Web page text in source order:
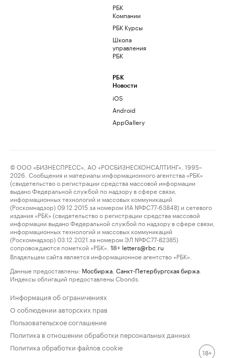
РБК
Компании
РБК Курсы
Школа
управления
РБК
РБК
Новости
iOS
Android
AppGallery
© ООО «БИЗНЕСПРЕСС», АО «РОСБИЗНЕСКОНСАЛТИНГ», 1995–
2026. Сообщения и материалы информационного агентства «РБК»
(свидетельство о регистрации средства массовой информации
выдано Федеральной службой по надзору в сфере связи,
информационных технологий и массовых коммуникаций
(Роскомнадзор) 09.12.2015 за номером ИА №ФС77-63848) и сетевого
издания «РБК» (свидетельство о регистрации средства массовой
информации выдано Федеральной службой по надзору в сфере связи,
информационных технологий и массовых коммуникаций
(Роскомнадзор) 03.12.2021 за номером ЭЛ №ФС77-82385)
сопровождаются пометкой «РБК».
18+ letters@rbc.ru
Владельцем сайта является информационное агентство «РБК».
Данные предоставлены: Мосбиржа Санкт-Петербургская биржа
Индексы облигаций предоставлены Cbonds.
Информация об ограничениях
О соблюдении авторских прав
Пользовательское соглашение
Политика в отношении обработки персональных данных
Политика обработки файлов cookie
18+